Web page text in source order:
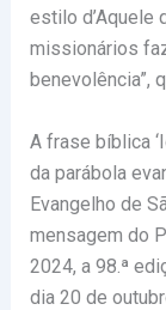
estilo d’Aquele
missionários
benevolência”,
A frase bíblica
da parábola
Evangelho de
mensagem do
2024, a 98.ª
dia 20 de